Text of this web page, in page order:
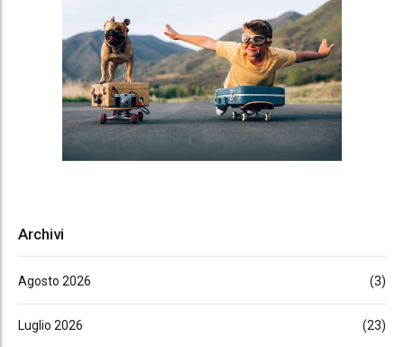
Archivi
Agosto 2026 (3)
Luglio 2026 (23)